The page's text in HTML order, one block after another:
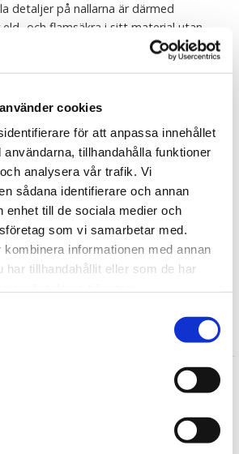
cookies
för att anpassa innehållet
tillhandahålla funktioner
analysera vår trafik. Vi
sådana identifierare och annan
enhet till de sociala medier och
som vi samarbetar med.
informationen med annan
har tillhandahållit eller som de har
detaljer på nallarna är därmed
och flamsäkra i sitt material utan
Nallarna är kemikaliefria, all infärgning
och plastdetaljer är gjorda av giftfri
kan tvättas i maskin i
Upptäck mer
en långhals på en ICA Nära butik och på
där vi kunde se att det fanns ytterligare
om 3 st. Webbadress till Er och